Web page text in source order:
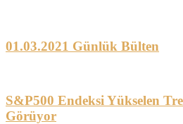
01.03.2021 Günlük Bülten
S&P500 Endeksi Yükselen
Görüyor